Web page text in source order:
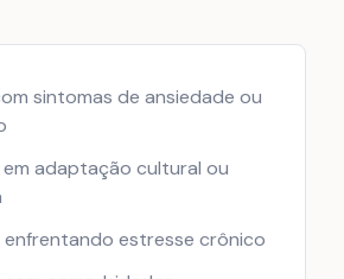
sintomas de ansiedade ou
adaptação cultural ou
enfrentando estresse crônico